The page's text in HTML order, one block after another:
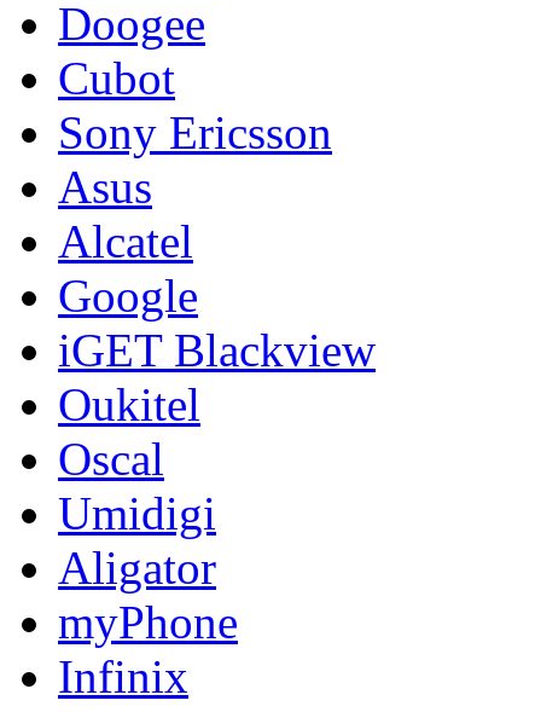
Doogee
Cubot
Sony Ericsson
Asus
Alcatel
Google
iGET Blackview
Oukitel
Oscal
Umidigi
Aligator
myPhone
Infinix